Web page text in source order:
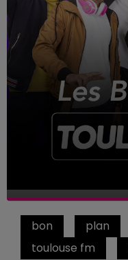
bon plan
toulouse fm